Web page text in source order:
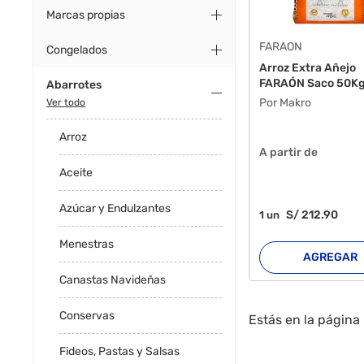
Marcas propias
Congelados
Abarrotes
Ver todo
Arroz
Aceite
Azúcar y Endulzantes
Menestras
Canastas Navideñas
Conservas
Fideos, Pastas y Salsas
FARAON
Arroz Extra Añejo
FARAÓN Saco
Por Makro
A partir de
1un S/212.90
AGREGAR
Estás en la página